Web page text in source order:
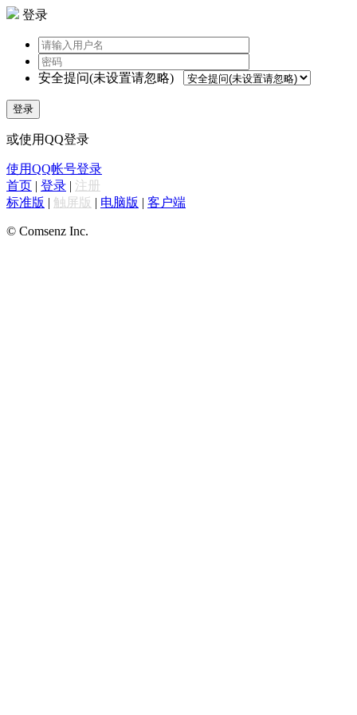
登录
安全提问(未设置请忽略)
登录
或使用QQ登录
使用QQ帐号登录
首页 | 登录 | 注册
标准版 | 触屏版 | 电脑版 | 客户端
© Comsenz Inc.